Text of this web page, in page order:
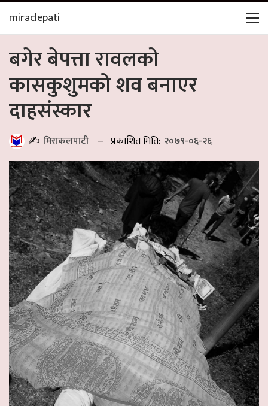
miraclepati
बगेर बेपत्ता रावलको
कासकुशुमको शव बनाएर
दाहसंस्कार
✍️ मिराकलपाटी प्रकाशित मिति: २०७९-०६-२६